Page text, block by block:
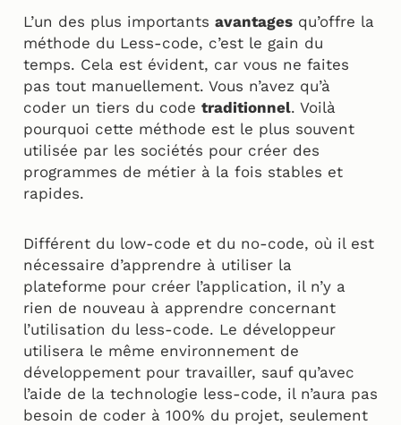
L’un des plus importants avantages qu’offre la
méthode du Less-code, c’est le gain du
temps. Cela est évident, car vous ne faites
pas tout manuellement. Vous n’avez qu’à
coder un tiers du code traditionnel. Voilà
pourquoi cette méthode est le plus souvent
utilisée par les sociétés pour créer des
programmes de métier à la fois stables et
rapides.
Différent du low-code et du no-code, où il est
nécessaire d’apprendre à utiliser la
plateforme pour créer l’application, il n’y a
rien de nouveau à apprendre concernant
l’utilisation du less-code. Le développeur
utilisera le même environnement de
développement pour travailler, sauf qu’avec
l’aide de la technologie less-code, il n’aura pas
besoin de coder à 100% du projet, seulement